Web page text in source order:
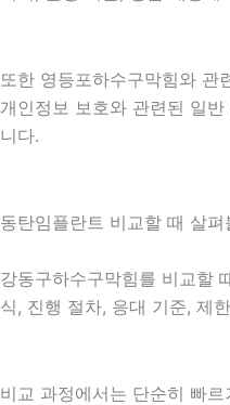
또한 영등포하수구막힘와
개인정보 보호와 관련된 일반
니다.
동탄임플란트 비교할 때 살펴
강동구하수구막힘를 비교할
식, 진행 절차, 응대 기준, 제
비교 과정에서는 단순히 빠